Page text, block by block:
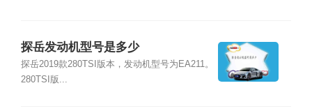
探岳发动机型号是多少
探岳2019款280TSI版本，发动机型号为EA211。
280TSI版...